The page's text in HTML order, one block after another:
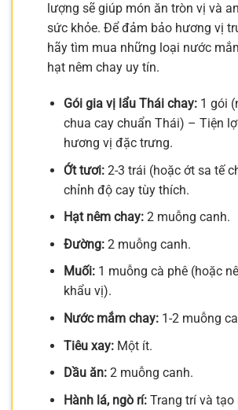
lượng sẽ giúp món ăn tròn vị và
sức khỏe. Để đảm bảo hương vị
hãy tìm mua những loại nước
hạt nêm chay uy tín.
Gói gia vị lẩu Thái chay:1 gói
chua cay chuẩn Thái) – Tiện
hương vị đặc trưng.
Ớt tươi:2-3 trái (hoặc ớt sa tế
chỉnh độ cay tùy thích.
Hạt nêm chay:2 muỗng canh.
Đường:2 muỗng canh.
Muối:1 muỗng cà phê (hoặc
khẩu vị).
Nước mắm chay:1-2 muỗng
Tiêu xay:Một ít.
Dầu ăn:2 muỗng canh.
Hành lá, ngò rí:Trang trí và tạo